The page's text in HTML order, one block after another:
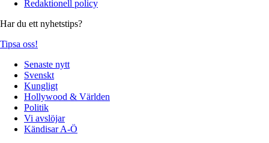
Redaktionell policy
Har du ett nyhetstips?
Tipsa oss!
Senaste nytt
Svenskt
Kungligt
Hollywood & Världen
Politik
Vi avslöjar
Kändisar A-Ö